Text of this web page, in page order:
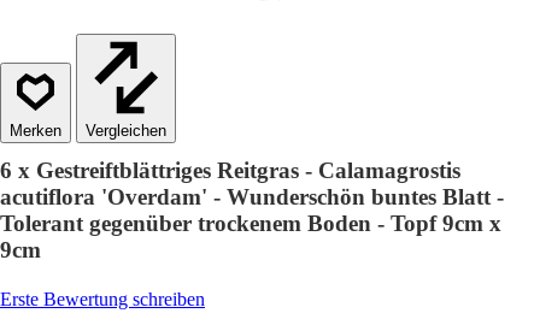
Vergleichen
6 x Gestreiftblättriges Reitgras - Calamagrostis
acutiflora 'Overdam' - Wunderschön buntes Blatt -
Tolerant gegenüber trockenem Boden - Topf 9cm x
9cm
Erste Bewertung schreiben